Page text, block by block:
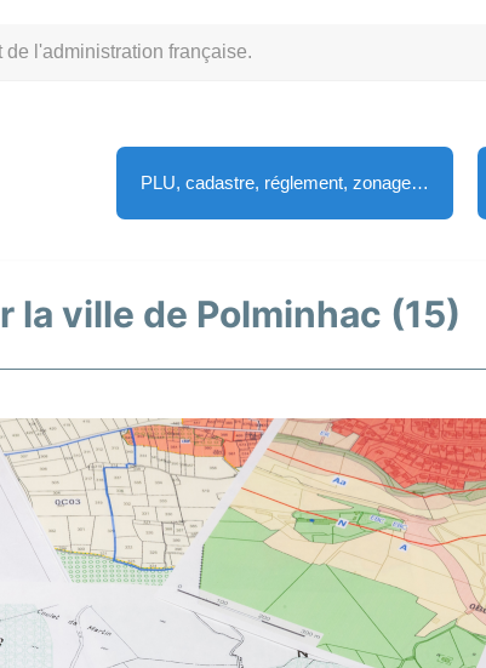
l'administration française.
PLU, cadastre, réglement, zonage…
la ville de Polminhac (15)